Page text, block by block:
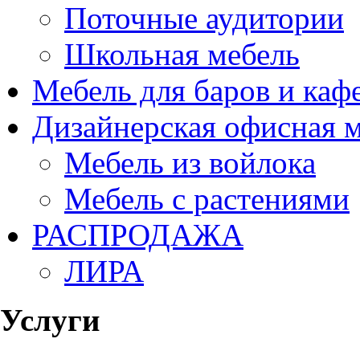
Поточные аудитории
Школьная мебель
Мебель для баров и
Дизайнерская офисная
Мебель из войлока
Мебель с растениями
РАСПРОДАЖА
ЛИРА
Услуги